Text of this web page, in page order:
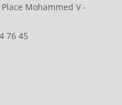
Place Mohammed V -
76 45